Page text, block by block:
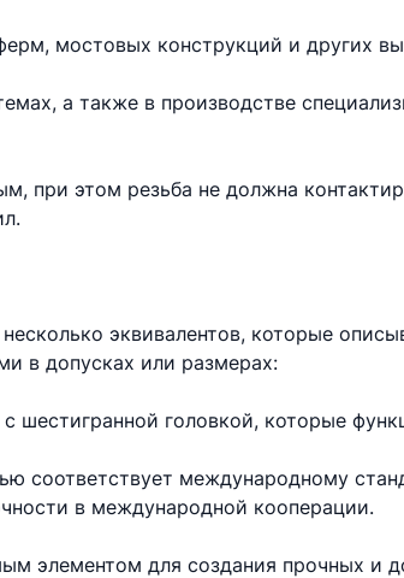
мостовых конструкций и других
а также в производстве
при этом резьба не должна
эквивалентов, которые
в допусках или размерах:
головкой, которые
соответствует международному
в международной кооперации.
элементом для создания прочных и